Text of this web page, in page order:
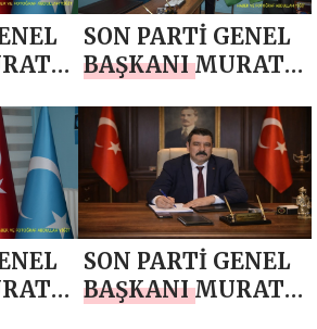
SON PARTİ GENEL
BAŞKANI MURAT
RAMAZAN AYI
MESAJI
SON PARTİ GENEL
BAŞKANI MURAT